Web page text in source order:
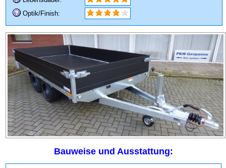
Optik/Finish:
Bauweise und Ausstattung: